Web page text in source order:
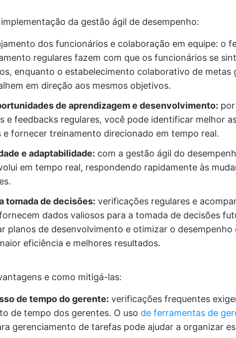
da gestão ágil de desempenho:
dos funcionários e colaboração em equipe: o
regulares fazem com que os funcionários se
enquanto o estabelecimento colaborativo de metas
em direção aos mesmos objetivos.
de aprendizagem e desenvolvimento:
e feedbacks regulares, você pode identificar melhor
e fornecer treinamento direcionado em tempo real.
e adaptabilidade: com a gestão ágil do
em tempo real, respondendo rapidamente às
tomada de decisões: verificações regulares e
dados valiosos para a tomada de decisões
planos de desenvolvimento e otimizar o desempenho
eficiência e melhores resultados.
e como mitigá-las:
de tempo do gerente: verificações frequentes
de tempo dos gerentes. O uso de ferramentas de
gerenciamento de tarefas pode ajudar a organizar